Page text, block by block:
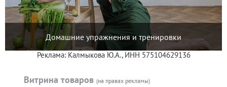
Домашние упражнения и тренировки
Реклама: Калмыкова Ю.А., ИНН 575104629136
Витрина товаров (на правах рекламы)